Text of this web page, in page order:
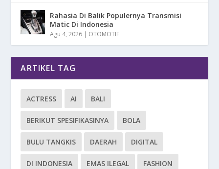
Rahasia Di Balik Populernya Transmisi
Matic Di Indonesia
Agu 4, 2026 | OTOMOTIF
ARTIKEL TAG
ACTRESS AI BALI
BERIKUT SPESIFIKASINYA BOLA
BULU TANGKIS DAERAH DIGITAL
DI INDONESIA EMAS ILEGAL FASHION